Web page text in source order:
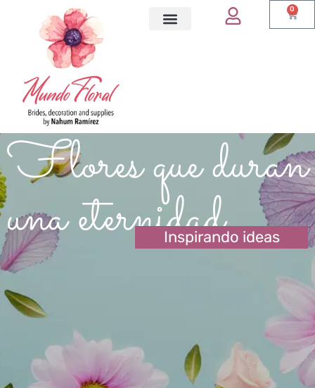
0
Flores que duran
una eternidad
Inspirando ideas